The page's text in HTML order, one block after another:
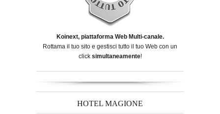
Koinext, piattaforma Web Multi-canale.
Rottama il tuo sito e gestisci tutto il tuo Web con un
click simultaneamente!
HOTEL MAGIONE